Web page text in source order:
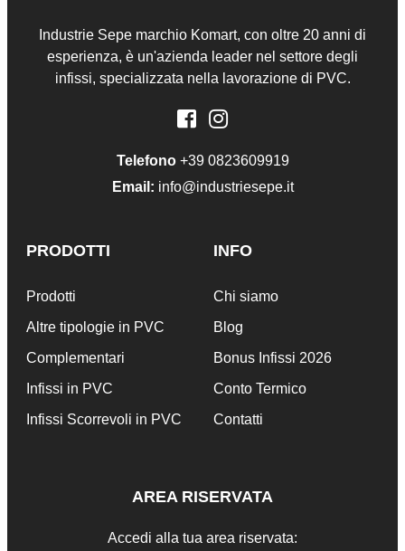
Industrie Sepe marchio Komart, con oltre 20 anni di
esperienza, è un'azienda leader nel settore degli
infissi, specializzata nella lavorazione di PVC.
Telefono +39 0823609919
Email: info@industriesepe.it
PRODOTTI
Prodotti
Altre tipologie in PVC
Complementari
Infissi in PVC
Infissi Scorrevoli in PVC
INFO
Chi siamo
Blog
Bonus Infissi 2026
Conto Termico
Contatti
AREA RISERVATA
Accedi alla tua area riservata: